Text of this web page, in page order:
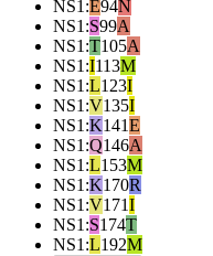
NS1 :E94N
NS1 :S99A
NS1 :T105A
NS1 :I113M
NS1 :L123I
NS1 :V135I
NS1 :K141E
NS1 :Q146A
NS1 :L153M
NS1 :K170R
NS1 :V171I
NS1 :S174T
NS1 :L192M